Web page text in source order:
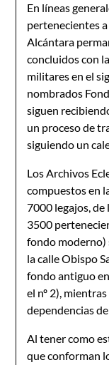
En líneas
pertenecientes
Alcántara
concluidos con
militares en el
nombrados
siguen
un proceso de
siguiendo un
Los Archivos
compuestos en
7000 legajos,
3500
fondo moderno)
la calle Obispo
fondo antiguo
el nº 2),
dependencias
Al tener como
que conforman